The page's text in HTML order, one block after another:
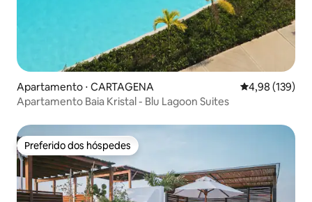
Apartamento ⋅ CARTAGENA 4,98 de uma
4,98 (139)
Apartamento Baia Kristal - Blu Lagoon Suites
Preferido dos hóspedes
Preferido dos hóspedes